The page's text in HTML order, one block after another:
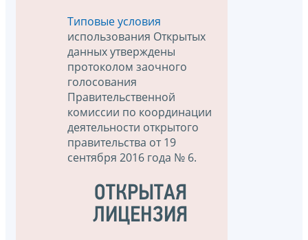
Типовые условия
использования Открытых
данных утверждены
протоколом заочного
голосования
Правительственной
комиссии по координации
деятельности открытого
правительства от 19
сентября 2016 года № 6.
ОТКРЫТАЯ
ЛИЦЕНЗИЯ